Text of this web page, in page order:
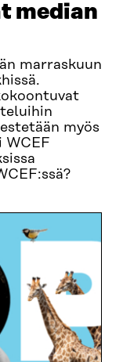
median
marraskuun
myös